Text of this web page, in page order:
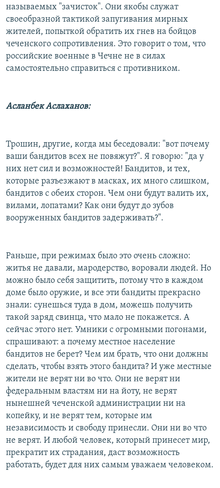
называемых "зачисток". Они якобы служат
своеобразной тактикой запугивания мирных
жителей, попыткой обратить их гнев на бойцов
чеченского сопротивления. Это говорит о том, что
российские военные в Чечне не в силах
самостоятельно справиться с противником.
Асланбек Аслаханов:
Трошин, другие, когда мы беседовали: "вот почему
ваши бандитов всех не повяжут?". Я говорю: "да у
них нет сил и возможностей! Бандитов, и тех,
которые разъезжают в масках, их много слишком,
бандитов с обеих сторон. Чем они будут валить их,
вилами, лопатами? Как они будут до зубов
вооруженных бандитов задерживать?".
Раньше, при режимах было это очень сложно:
житья не давали, мародерство, воровали людей. Но
можно было себя защитить, потому что в каждом
доме было оружие, и все эти бандиты прекрасно
знали: сунешься туда в дом, можешь получить
такой заряд свинца, что мало не покажется. А
сейчас этого нет. Умники с огромными погонами,
спрашивают: а почему местное население
бандитов не берет? Чем им брать, что они должны
сделать, чтобы взять этого бандита? И уже местные
жители не верят ни во что. Они не верят ни
федеральным властям ни на йоту, не верят
нынешней чеченской администрации ни на
копейку, и не верят тем, которые им
независимость и свободу принесли. Они ни во что
не верят. И любой человек, который принесет мир,
прекратит их страдания, даст возможность
работать, будет для них самым уважаем человеком.